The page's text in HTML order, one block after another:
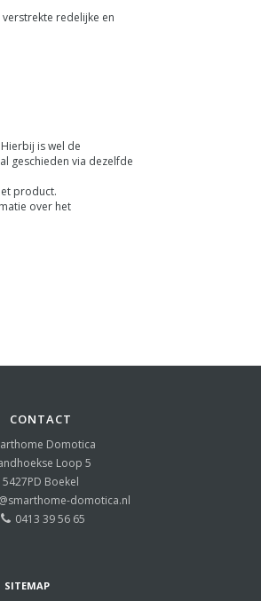
redelijke en
is wel de
geschieden via dezelfde
product.
over het
CONTACT
Domotica
Loop 5
5427PD Boekel
domotica.nl
0413 39 56 65
SITEMAP